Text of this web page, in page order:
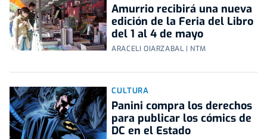
Amurrio recibirá una nueva
edición de la Feria del Libro
del 1 al 4 de mayo
ARACELI OIARZABAL | NTM
CULTURA
Panini compra los derechos
para publicar los cómics de
DC en el Estado